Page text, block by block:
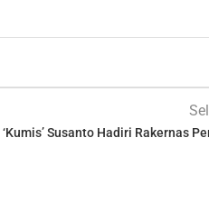
‘Kumis’ Susanto Hadiri Rakernas